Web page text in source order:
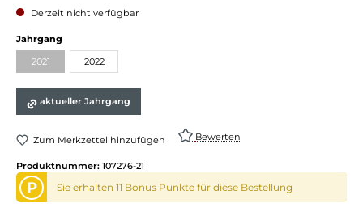
Derzeit nicht verfügbar
Jahrgang
2021 2022
aktueller Jahrgang
Zum Merkzettel hinzufügen Bewerten
Produktnummer: 107276-21
P Sie erhalten 11 Bonus Punkte für diese Bestellung